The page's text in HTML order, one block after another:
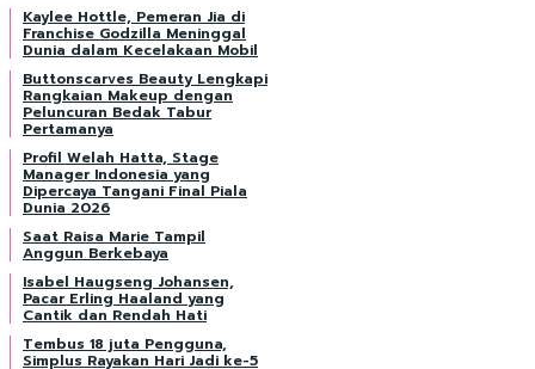
Kaylee Hottle, Pemeran Jia di
Franchise Godzilla Meninggal
Dunia dalam Kecelakaan Mobil
Buttonscarves Beauty Lengkapi
Rangkaian Makeup dengan
Peluncuran Bedak Tabur
Pertamanya
Profil Welah Hatta, Stage
Manager Indonesia yang
Dipercaya Tangani Final Piala
Dunia 2026
Saat Raisa Marie Tampil
Anggun Berkebaya
Isabel Haugseng Johansen,
Pacar Erling Haaland yang
Cantik dan Rendah Hati
Tembus 18 juta Pengguna,
Simplus Rayakan Hari Jadi ke-5